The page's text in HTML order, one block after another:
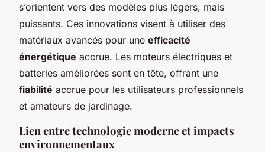
s’orientent vers des modèles plus légers, mais
puissants. Ces innovations visent à utiliser des
matériaux avancés pour une efficacité
énergétique accrue. Les moteurs électriques et
batteries améliorées sont en tête, offrant une
fiabilité accrue pour les utilisateurs professionnels
et amateurs de jardinage.
Lien entre technologie moderne et impacts
environnementaux